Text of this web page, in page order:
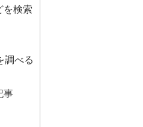
を検索
調べる
事